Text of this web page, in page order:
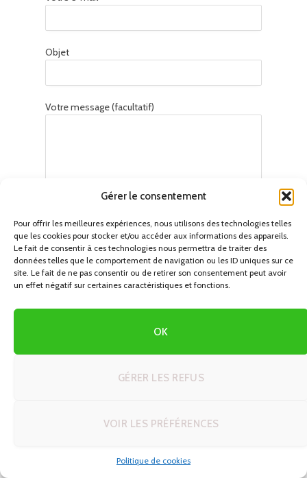
Gérer le consentement
Pour offrir les meilleures expériences, nous utilisons des technologies telles
que les cookies pour stocker et/ou accéder aux informations des appareils.
Le fait de consentir à ces technologies nous permettra de traiter des
données telles que le comportement de navigation ou les ID uniques sur ce
site. Le fait de ne pas consentir ou de retirer son consentement peut avoir
un effet négatif sur certaines caractéristiques et fonctions.
OK
GÉRER LES REFUS
VOIR LES PRÉFÉRENCES
Politique de cookies
Objet
Votre message (facultatif)
DERNIERS CIRCUITS EN AUTOTOUR
autotour : 5 modèles prêts à adapter